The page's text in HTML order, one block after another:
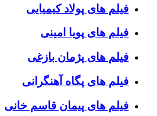
فیلم های پولاد کیمیایی
فیلم های پویا امینی
فیلم های پژمان بازغی
فیلم های پگاه آهنگرانی
فیلم های پیمان قاسم خانی